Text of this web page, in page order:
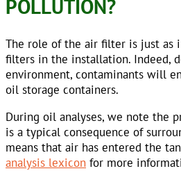
POLLUTION?
The role of the air filter is just as
filters in the installation. Indeed,
environment, contaminants will
oil storage containers.
During oil analyses, we note the
is a typical consequence of
means that air has entered the
analysis lexicon for more